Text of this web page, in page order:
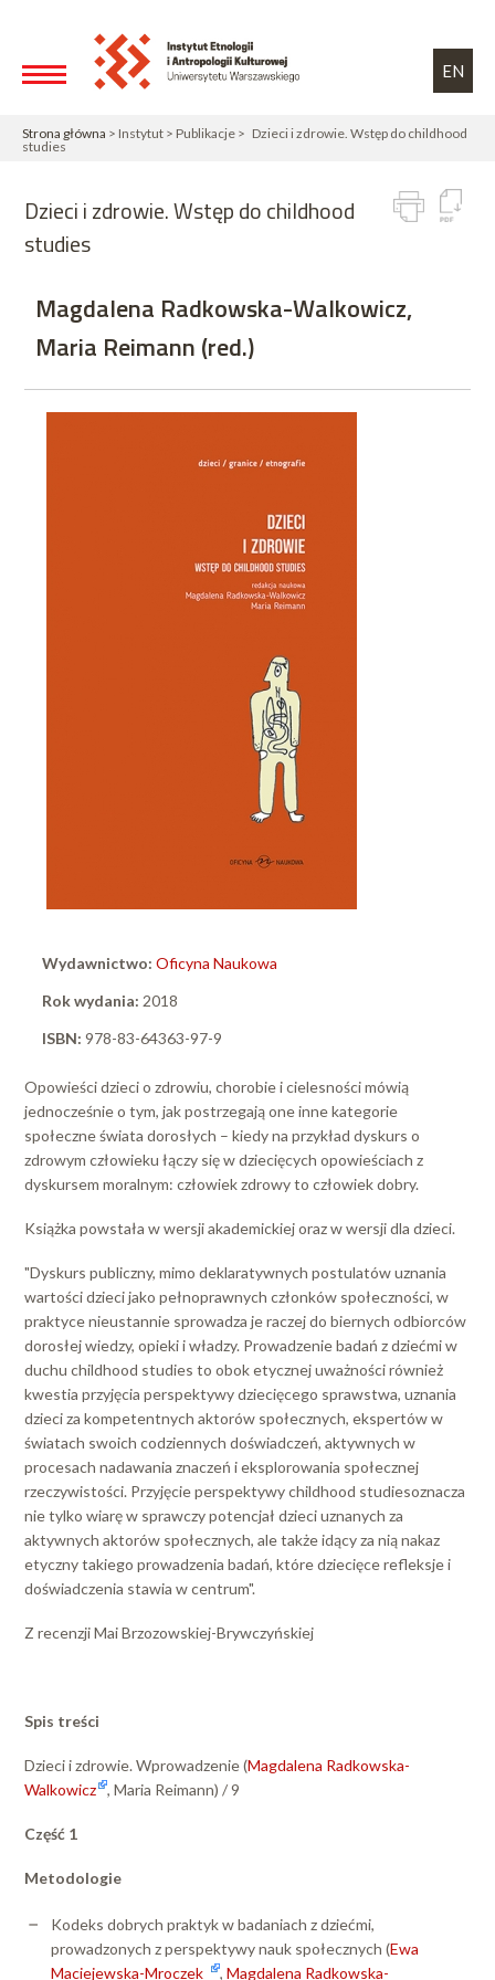
EN
Strona główna > Instytut > Publikacje > Dzieci i zdrowie. Wstęp do childhood
studies
Dzieci i zdrowie. Wstęp do childhood
studies
Magdalena Radkowska-Walkowicz,
Maria Reimann (red.)
Wydawnictwo: Oficyna Naukowa
Rok wydania: 2018
ISBN: 978-83-64363-97-9
Opowieści dzieci o zdrowiu, chorobie i cielesności mówią
jednocześnie o tym, jak postrzegają one inne kategorie
społeczne świata dorosłych – kiedy na przykład dyskurs o
zdrowym człowieku łączy się w dziecięcych opowieściach z
dyskursem moralnym: człowiek zdrowy to człowiek dobry.
Książka powstała w wersji akademickiej oraz w wersji dla dzieci.
"Dyskurs publiczny, mimo deklaratywnych postulatów uznania
wartości dzieci jako pełnoprawnych członków społeczności, w
praktyce nieustannie sprowadza je raczej do biernych odbiorców
dorosłej wiedzy, opieki i władzy. Prowadzenie badań z dziećmi w
duchu childhood studies to obok etycznej uważności również
kwestia przyjęcia perspektywy dziecięcego sprawstwa, uznania
dzieci za kompetentnych aktorów społecznych, ekspertów w
światach swoich codziennych doświadczeń, aktywnych w
procesach nadawania znaczeń i eksplorowania społecznej
rzeczywistości. Przyjęcie perspektywy childhood studiesoznacza
nie tylko wiarę w sprawczy potencjał dzieci uznanych za
aktywnych aktorów społecznych, ale także idący za nią nakaz
etyczny takiego prowadzenia badań, które dziecięce refleksje i
doświadczenia stawia w centrum".
Z recenzji Mai Brzozowskiej-Brywczyńskiej
Spis treści
Dzieci i zdrowie. Wprowadzenie (Magdalena Radkowska-
Walkowicz , Maria Reimann) / 9
Część 1
Metodologie
Kodeks dobrych praktyk w badaniach z dziećmi,
prowadzonych z perspektywy nauk społecznych (Ewa
Maciejewska-Mroczek
, Magdalena Radkowska-